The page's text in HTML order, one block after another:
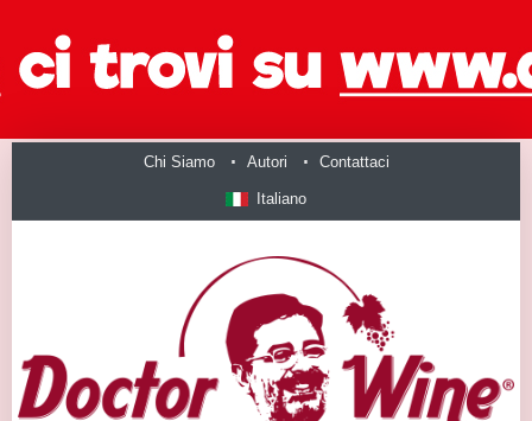
Chi Siamo Autori Contattaci
Italiano